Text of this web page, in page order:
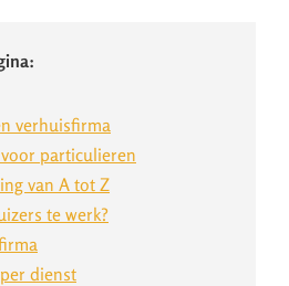
verhuisfirma
particulieren
van A tot Z
te werk?
dienst